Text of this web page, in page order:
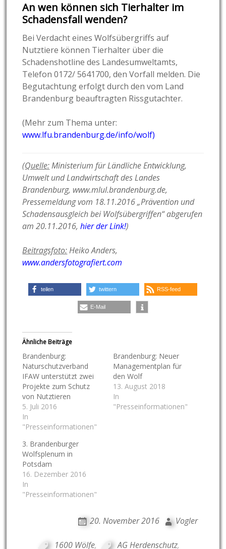
An wen können sich Tierhalter im
Schadensfall wenden?
Bei Verdacht eines Wolfsübergriffs auf
Nutztiere können Tierhalter über die
Schadenshotline des Landesumweltamts,
Telefon 0172/ 5641700, den Vorfall melden. Die
Begutachtung erfolgt durch den vom Land
Brandenburg beauftragten Rissgutachter.
(Mehr zum Thema unter:
www.lfu.brandenburg.de/info/wolf)
(Quelle:Ministerium für Ländliche Entwicklung,
Umwelt und Landwirtschaft des Landes
Brandenburg, www.mlul.brandenburg.de,
Pressemeldung vom 18.11.2016„Prävention und
Schadensausgleich bei Wolfsübergriffen“ abgerufen
am 20.11.2016,hier der Link!)
Beitragsfoto:Heiko Anders,
www.andersfotografiert.com
teilen twittern RSS-feed
E-Mail
Ähnliche Beiträge
Brandenburg:
Naturschutzverband
IFAW unterstützt zwei
Projekte zum Schutz
von Nutztieren
5. Juli 2016
In
"Presseinformationen"
Brandenburg: Neuer
Managementplan für
den Wolf
13. August 2018
In
"Presseinformationen"
3. Brandenburger
Wolfsplenum in
Potsdam
16. Dezember 2016
In
"Presseinformationen"
20. November 2016 Vogler
1600 Wölfe, AG Herdenschutz,